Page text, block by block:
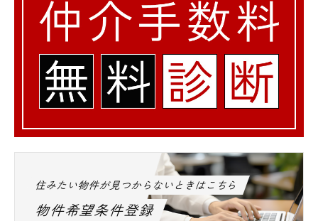
住みたい物件が見つからないときはこちら
物件希望条件登録
電話でお問い合わせ
0120-500-529
営業時間 10：00～18：00